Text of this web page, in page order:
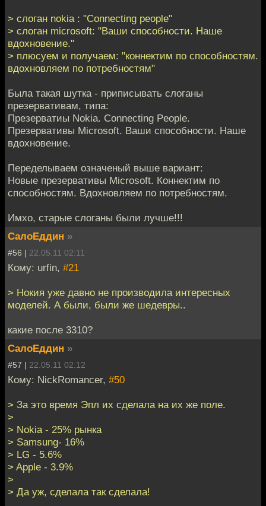
> слоган nokia : "Connecting people"
> слоган microsoft: "Ваши способности. Наше
вдохновение."
> плюсуем и получаем: "коннектим по способностям.
вдохновляем по потребностям"
Была такая шутка - приписывать слоганы
презервативам, типа:
Презерватиы Nokia. Connecting People.
Презервативы Microsoft. Ваши способности. Наше
вдохновение.
Переделываем означеный выше вариант:
Новые презервативы Microsoft. Коннектим по
способностям. Вдохновляем по потребностям.
Имхо, старые слоганы были лучше!!!
СалоЕддин »
#56 | 22.05.11 02:11
Кому: urfin, #21
> Нокия уже давно не производила интересных
моделей. А были, были же шедевры..
какие после 3310?
СалоЕддин »
#57 | 22.05.11 02:12
Кому: NickRomancer, #50
> За это время Эпл их сделала на их же поле.
>
> Nokia - 25% рынка
> Samsung- 16%
> LG - 5.6%
> Apple - 3.9%
>
> Да уж, сделала так сделала!